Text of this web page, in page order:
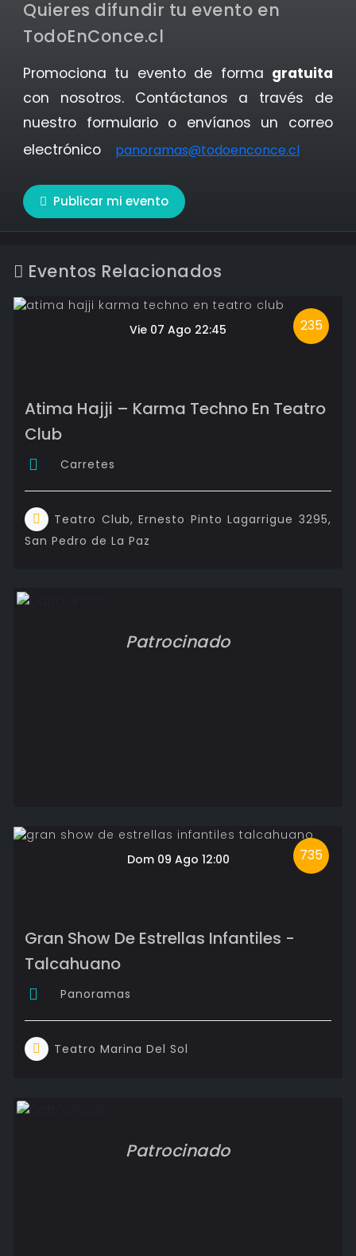
Quieres difundir tu evento en
TodoEnConce.cl
Promociona tu evento de forma gratuita
con nosotros. Contáctanos a través de
nuestro formulario o envíanos un correo
electrónico
panoramas@todoenconce.cl
Publicar mi evento
Eventos Relacionados
235
Vie 07 Ago 22:45
Atima Hajji – Karma Techno En Teatro
Club
Carretes
Teatro Club, Ernesto Pinto Lagarrigue 3295,
San Pedro de La Paz
Patrocinado
735
Dom 09 Ago 12:00
Gran Show De Estrellas Infantiles -
Talcahuano
Panoramas
Teatro Marina Del Sol
Patrocinado